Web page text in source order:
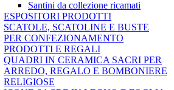
Santini da collezione ricamati
ESPOSITORI PRODOTTI
SCATOLE, SCATOLINE E BUSTE
PER CONFEZIONAMENTO
PRODOTTI E REGALI
QUADRI IN CERAMICA SACRI PER
ARREDO, REGALO E BOMBONIERE
RELIGIOSE